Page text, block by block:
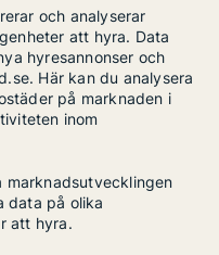
och analyserar
att hyra. Data
hyresannonser och
Här kan du analysera
på marknaden i
inom
data på olika
att hyra.